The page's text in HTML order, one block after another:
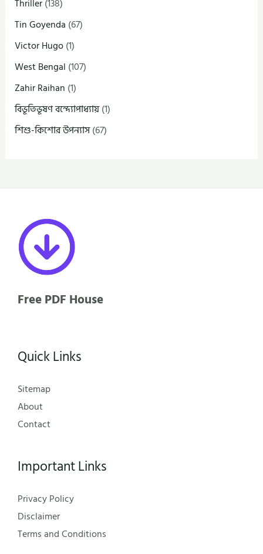
Thriller(138)
Tin Goyenda (67)
Victor Hugo(1)
West Bengal (107)
Zahir Raihan (1)
বিভূতিভূষণ বন্দ্যোপাধ্যায়(1)
শিশু-কিশোর উপন্যাস(67)
Free PDF House
Quick Links
Sitemap
About
Contact
Important Links
Privacy Policy
Disclaimer
Terms and Conditions